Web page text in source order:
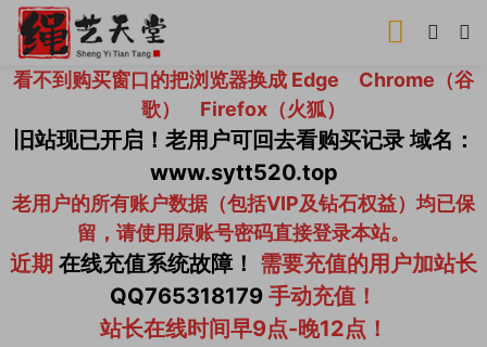
看不到购买窗口的把浏览器换成 Edge Chrome（谷
歌） Firefox（火狐）
旧站现已开启！老用户可回去看购买记录 域名：
www.sytt520.top
老用户的所有账户数据（包括VIP及钻石权益）均已保
留，请使用原账号密码直接登录本站。
近期 在线充值系统故障！ 需要充值的用户加站长
QQ765318179 手动充值！
站长在线时间早9点-晚12点！